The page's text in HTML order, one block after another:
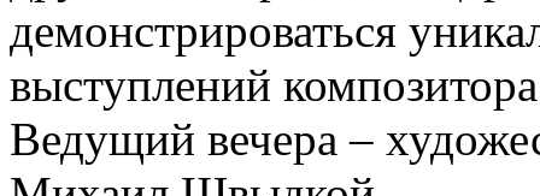
демонстрироваться
выступлений
Ведущий вечера –